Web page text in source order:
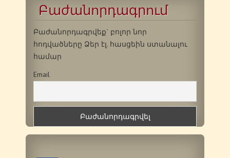
Բաժանորդագրում
Բաժանորդագրվեք` բոլոր նոր
հոդվածները Ձեր էլ. հասցեին ստանալու
համար
Email